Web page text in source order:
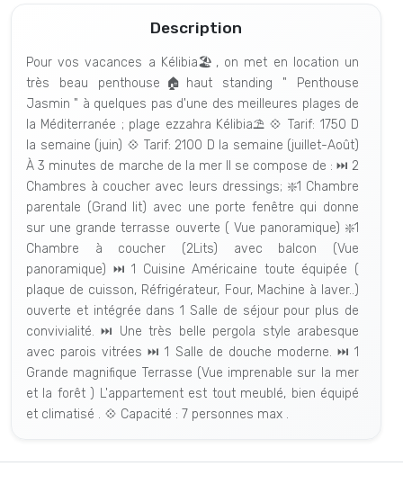
Description
Pour vos vacances a Kélibia🏖️, on met en location un
très beau penthouse🏠haut standing " Penthouse
Jasmin " à quelques pas d'une des meilleures plages de
la Méditerranée ; plage ezzahra Kélibia⛱️ 💠 Tarif: 1750 D
la semaine (juin) 💠 Tarif: 2100 D la semaine (juillet-Août)
À 3 minutes de marche de la mer Il se compose de : ⏭️ 2
Chambres à coucher avec leurs dressings; ❇️1 Chambre
parentale (Grand lit) avec une porte fenêtre qui donne
sur une grande terrasse ouverte ( Vue panoramique) ❇️1
Chambre à coucher (2Lits) avec balcon (Vue
panoramique) ⏭️ 1 Cuisine Américaine toute équipée (
plaque de cuisson, Réfrigérateur, Four, Machine à laver..)
ouverte et intégrée dans 1 Salle de séjour pour plus de
convivialité. ⏭️ Une très belle pergola style arabesque
avec parois vitrées ⏭️ 1 Salle de douche moderne. ⏭️ 1
Grande magnifique Terrasse (Vue imprenable sur la mer
et la forêt ) L'appartement est tout meublé, bien équipé
et climatisé . 💠 Capacité : 7 personnes max .